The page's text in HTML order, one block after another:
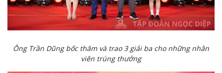
Ông Trần Dũng bốc thăm và trao 3 giải ba cho những nhân
viên trúng thưởng